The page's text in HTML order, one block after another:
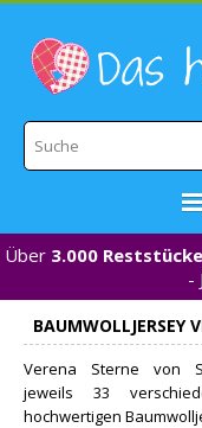
STOFFE
WEBBÄNDER
MARKEN
*NEU*
NÄHZUBEHÖR
Über 3.000 Reststücke
-
BAUMWOLLJERSEY
Verena Sterne von
jeweils 33
hochwertigen